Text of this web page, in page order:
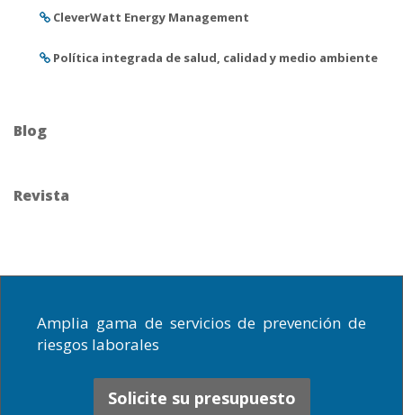
CleverWatt Energy Management
Política integrada de salud, calidad y medio ambiente
Blog
Revista
Amplia gama de servicios de prevención de
riesgos laborales
Solicite su presupuesto